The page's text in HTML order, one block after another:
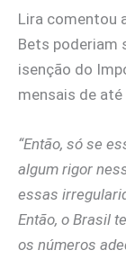
Lira comentou
Bets poderiam
isenção do
mensais de até
“Então, só se
algum rigor
essas
Então, o Brasil
os números